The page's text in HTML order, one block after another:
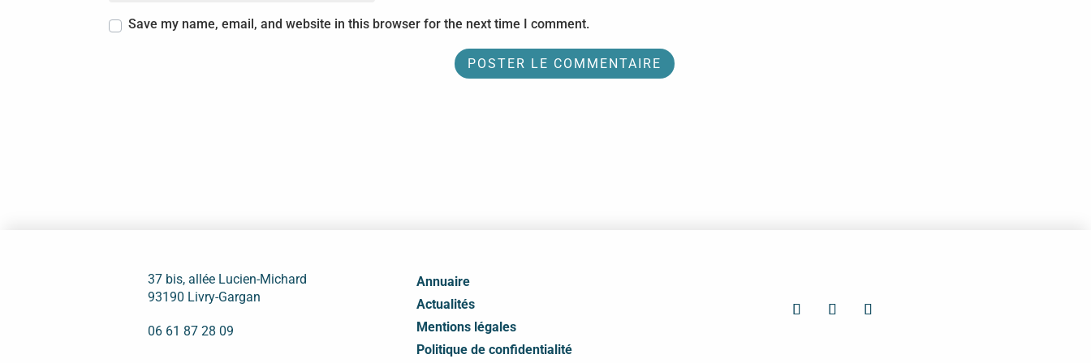
Save my name, email, and website in this browser for the next time I comment.
37 bis, allée Lucien-Michard
93190 Livry-Gargan
06 61 87 28 09
Annuaire
Actualités
Mentions légales
Politique de confidentialité